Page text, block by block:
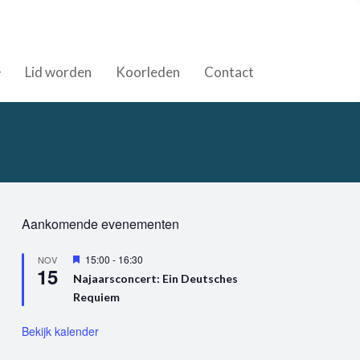
Lid worden Koorleden Contact
Aankomende evenementen
NOV
15
U
t
g
i
15:00 - 16:30
Najaarsconcert: Ein Deutsches
Requiem
Bekijk kalender